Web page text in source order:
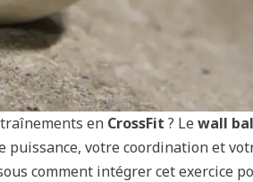
en CrossFit ? Le wall
puissance, votre coordination et
comment intégrer cet exercice